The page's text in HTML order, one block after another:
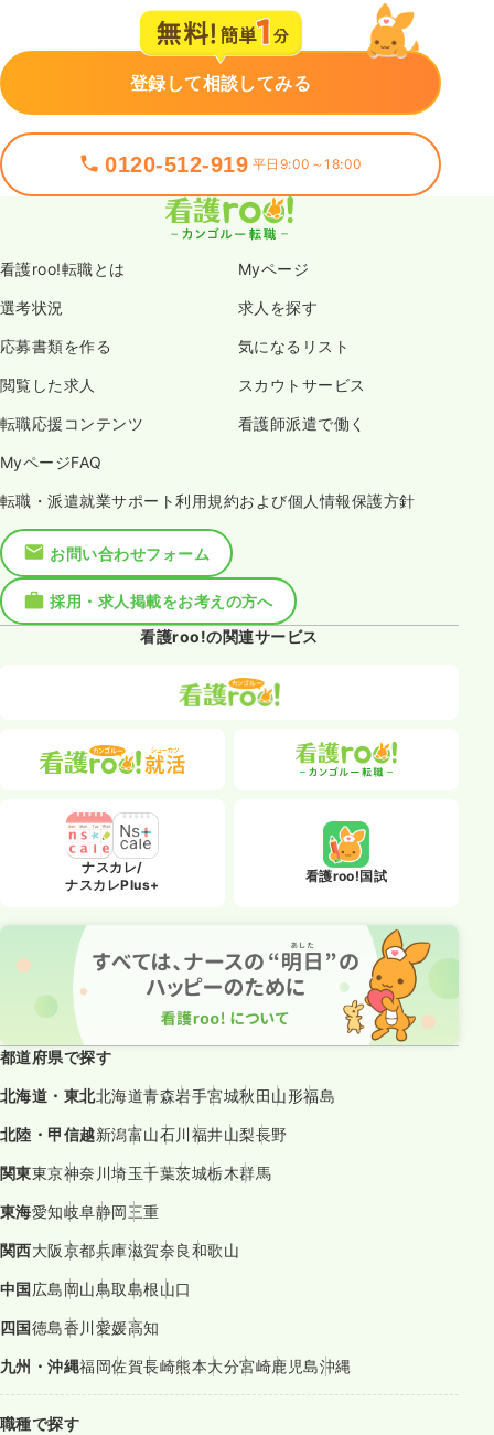
登録して相談してみる
0120-512-919 平日9:00～18:00
看護roo!転職とは Myページ
選考状況 求人を探す
応募書類を作る 気になるリスト
閲覧した求人 スカウトサービス
転職応援コンテンツ 看護師派遣で働く
MyページFAQ
転職・派遣就業サポート利用規約および個人情報保護方針
お問い合わせフォーム
採用・求人掲載をお考えの方へ
看護roo!の関連サービス
ナスカレ/
ナスカレPlus+
看護roo!国試
都道府県で探す
北海道・東北北海道青森岩手宮城秋田山形福島
北陸・甲信越新潟富山石川福井山梨長野
関東東京神奈川埼玉千葉茨城栃木群馬
東海愛知岐阜静岡三重
関西大阪京都兵庫滋賀奈良和歌山
中国広島岡山鳥取島根山口
四国徳島香川愛媛高知
九州・沖縄福岡佐賀長崎熊本大分宮崎鹿児島沖縄
職種で探す